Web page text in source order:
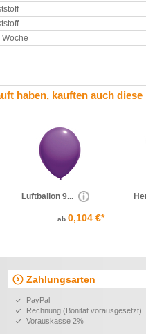
Woche
haben, kauften auch
Luftballon 9...
ab 0,104 €*
Zahlungsarten
PayPal
Rechnung (Bonität vorausgesetzt)
Vorauskasse 2%